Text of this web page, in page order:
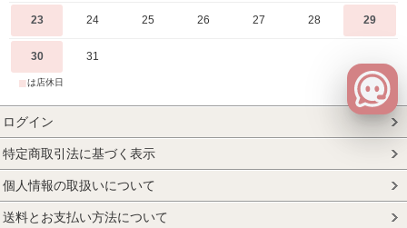
23 24 25 26 27 28 29
30 31
■は店休日
ログイン
特定商取引法に基づく表示
個人情報の取扱いについて
送料とお支払い方法について